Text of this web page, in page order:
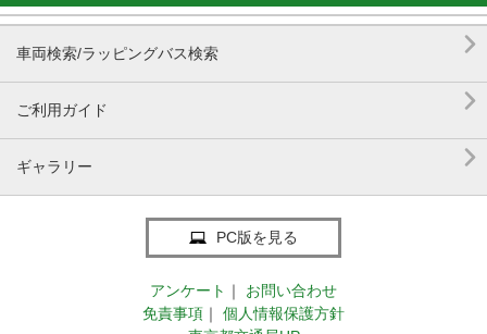
車両検索/ラッピングバス検索 
ご利用ガイド 
ギャラリー 
PC版を見る
アンケート ｜
お問い合わせ
免責事項 ｜
個人情報保護方針